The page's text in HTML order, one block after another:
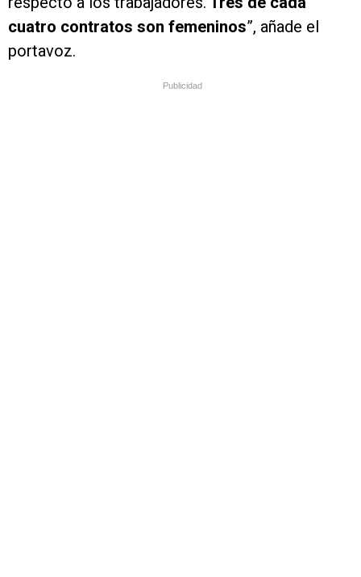
cuatro contratos son femeninos”, añade el
portavoz.
Publicidad